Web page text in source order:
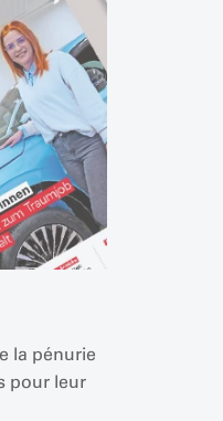
la pénurie
pour leur